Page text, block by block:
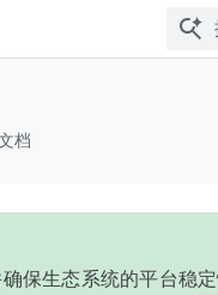
档
保生态系统的平台稳